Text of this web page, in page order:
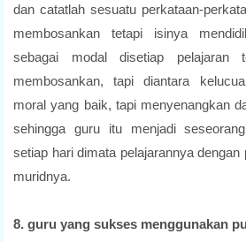
dan catatlah sesuatu perkataan-
membosankan tetapi isinya
sebagai modal disetiap pelajaran
membosankan, tapi diantara
moral yang baik, tapi menyenangkan
sehingga guru itu menjadi
setiap hari dimata pelajarannya
muridnya.
8. guru yang sukses menggunakan